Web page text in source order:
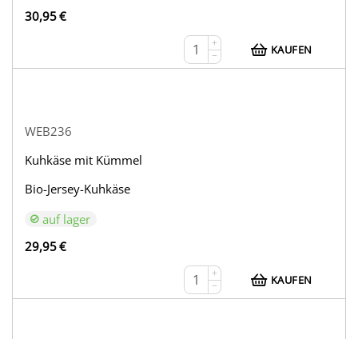
30,95€
+
−
KAUFEN
WEB236
Kuhkäse mit Kümmel
Bio-Jersey-Kuhkäse
auf lager
29,95€
+
−
KAUFEN